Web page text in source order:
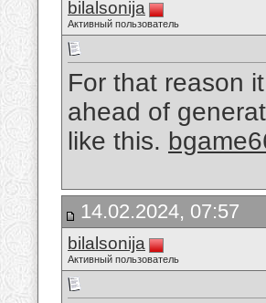
bilalsonija
Активный пользователь
For that reason
ahead of
like this.
14.02.2024, 07:57
bilalsonija
Активный пользователь